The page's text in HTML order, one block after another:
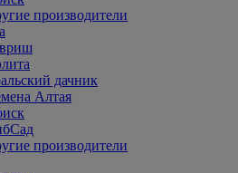
производители
дачник
Алтая
производители